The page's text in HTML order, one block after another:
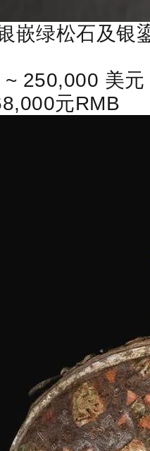
嵌绿松石及银
250,000 美元
元RMB